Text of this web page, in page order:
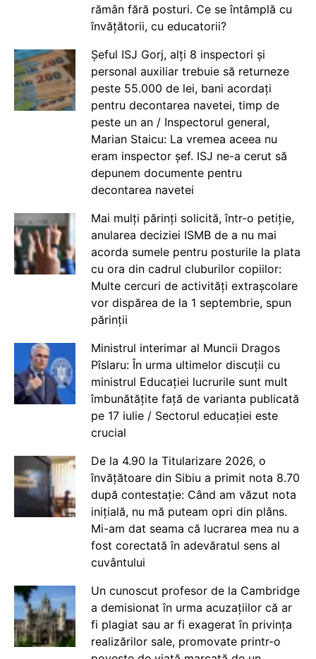
rămân fără posturi. Ce se întâmplă cu
învățătorii, cu educatorii?
Șeful ISJ Gorj, alți 8 inspectori și
personal auxiliar trebuie să returneze
peste 55.000 de lei, bani acordați
pentru decontarea navetei, timp de
peste un an / Inspectorul general,
Marian Staicu: La vremea aceea nu
eram inspector șef. ISJ ne-a cerut să
depunem documente pentru
decontarea navetei
Mai mulți părinți solicită, într-o petiție,
anularea deciziei ISMB de a nu mai
acorda sumele pentru posturile la plata
cu ora din cadrul cluburilor copiilor:
Multe cercuri de activități extrașcolare
vor dispărea de la 1 septembrie, spun
părinții
Ministrul interimar al Muncii Dragos
Pîslaru: În urma ultimelor discuții cu
ministrul Educației lucrurile sunt mult
îmbunătățite față de varianta publicată
pe 17 iulie / Sectorul educației este
crucial
De la 4.90 la Titularizare 2026, o
învățătoare din Sibiu a primit nota 8.70
după contestație: Când am văzut nota
inițială, nu mă puteam opri din plâns.
Mi-am dat seama că lucrarea mea nu a
fost corectată în adevăratul sens al
cuvântului
Un cunoscut profesor de la Cambridge
a demisionat în urma acuzațiilor că ar
fi plagiat sau ar fi exagerat în privința
realizărilor sale, promovate printr-o